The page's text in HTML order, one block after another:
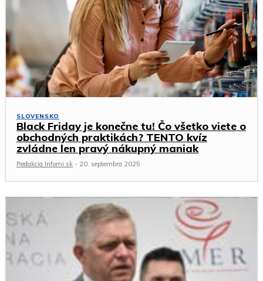
SLOVENSKO
Black Friday je konečne tu! Čo všetko viete o
obchodných praktikách? TENTO kvíz
zvládne len pravý nákupný maniak
Redakcia Infomi.sk - 20. septembra 2025